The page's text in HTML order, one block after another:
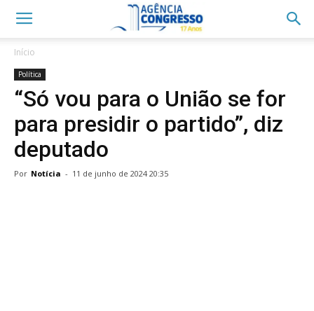
Início
Política
“Só vou para o União se for
para presidir o partido”, diz
deputado
Por Notícia - 11 de junho de 2024 20:35